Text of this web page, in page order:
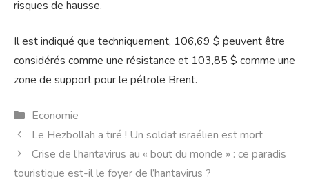
risques de hausse.
Il est indiqué que techniquement, 106,69 $ peuvent être
considérés comme une résistance et 103,85 $ comme une
zone de support pour le pétrole Brent.
Catégories
Economie
Le Hezbollah a tiré ! Un soldat israélien est mort
Crise de l’hantavirus au « bout du monde » : ce paradis
touristique est-il le foyer de l’hantavirus ?